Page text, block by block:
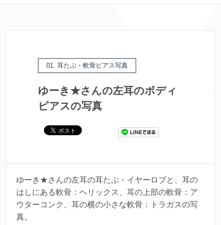
01. 耳たぶ・軟骨ピアス写真
ゆーき★さんの左耳のボディ
ピアスの写真
ゆーき★さんの左耳の耳たぶ・イヤーロブと、耳の
はしにある軟骨：ヘリックス、耳の上部の軟骨：ア
ウターコンク、耳の横の小さな軟骨：トラガスの写
真。